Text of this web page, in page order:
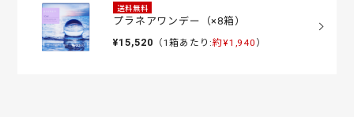
送料無料
プラネアワンデー（×8箱）
¥15,520 （1箱あたり:約¥1,940 ）